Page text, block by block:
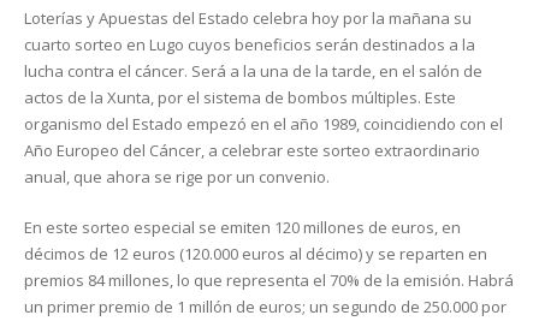
Loterías y Apuestas del Estado celebra hoy por la mañana su
cuarto sorteo en Lugo cuyos beneficios serán destinados a la
lucha contra el cáncer. Será a la una de la tarde, en el salón de
actos de la Xunta, por el sistema de bombos múltiples. Este
organismo del Estado empezó en el año 1989, coincidiendo con el
Año Europeo del Cáncer, a celebrar este sorteo extraordinario
anual, que ahora se rige por un convenio.
En este sorteo especial se emiten 120 millones de euros, en
décimos de 12 euros (120.000 euros al décimo) y se reparten en
premios 84 millones, lo que representa el 70% de la emisión. Habrá
un primer premio de 1 millón de euros; un segundo de 250.000 por